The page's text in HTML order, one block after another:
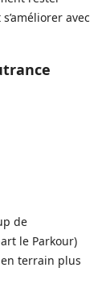
avec
de
le Parkour)
terrain plus